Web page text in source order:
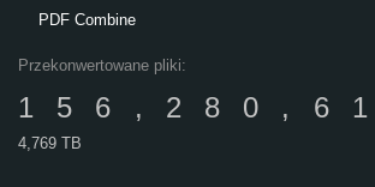
PDF Combine
Przekonwertowane pliki:
4,769 TB